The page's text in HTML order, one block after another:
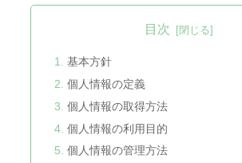
目次
基本方針
個人情報の定義
個人情報の取得方法
個人情報の利用目的
個人情報の管理方法